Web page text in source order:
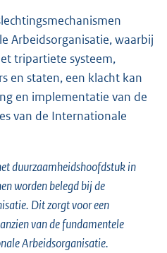
Arbeidsorganisatie, waarbij
tripartiete systeem,
en staten, een klacht kan
en implementatie van de
van de Internationale
duurzaamheidshoofdstuk in
worden belegd bij de
Dit zorgt voor een
van de fundamentele
Arbeidsorganisatie.